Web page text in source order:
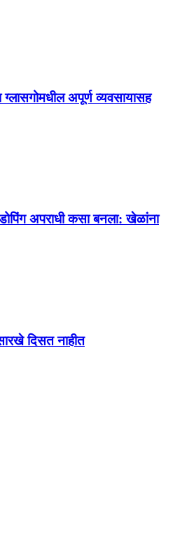
अपूर्ण व्यवसायासह
अपराधी कसा बनला: खेळांना
दिसत नाहीत